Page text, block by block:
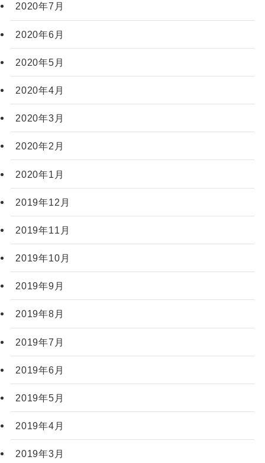
2020年7月
2020年6月
2020年5月
2020年4月
2020年3月
2020年2月
2020年1月
2019年12月
2019年11月
2019年10月
2019年9月
2019年8月
2019年7月
2019年6月
2019年5月
2019年4月
2019年3月